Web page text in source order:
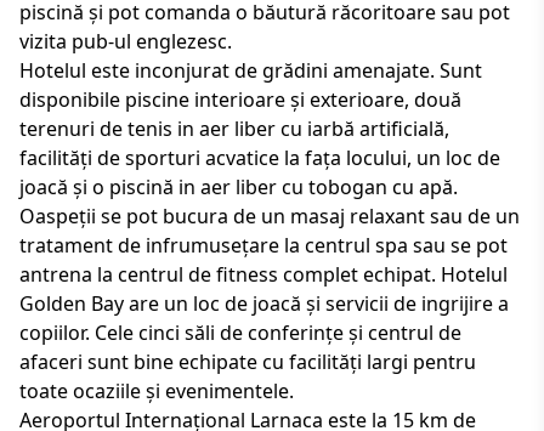
piscină și pot comanda o băutură răcoritoare sau pot
vizita pub-ul englezesc.
Hotelul este inconjurat de grădini amenajate. Sunt
disponibile piscine interioare și exterioare, două
terenuri de tenis in aer liber cu iarbă artificială,
facilități de sporturi acvatice la fața locului, un loc de
joacă și o piscină in aer liber cu tobogan cu apă.
Oaspeții se pot bucura de un masaj relaxant sau de un
tratament de infrumusețare la centrul spa sau se pot
antrena la centrul de fitness complet echipat. Hotelul
Golden Bay are un loc de joacă și servicii de ingrijire a
copiilor. Cele cinci săli de conferințe și centrul de
afaceri sunt bine echipate cu facilități largi pentru
toate ocaziile și evenimentele.
Aeroportul Internațional Larnaca este la 15 km de